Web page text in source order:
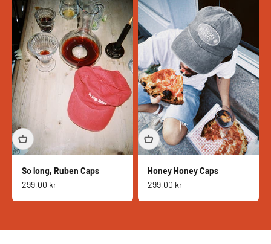
So long, Ruben Caps
Salgspris
299,00 kr
Honey Honey Caps
Salgspris
299,00 kr